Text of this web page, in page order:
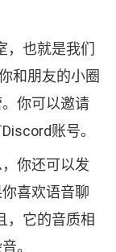
，也就是我们
和朋友的小圈
你可以邀请
账号。
你还可以发
喜欢语音聊
，它的音质相
。